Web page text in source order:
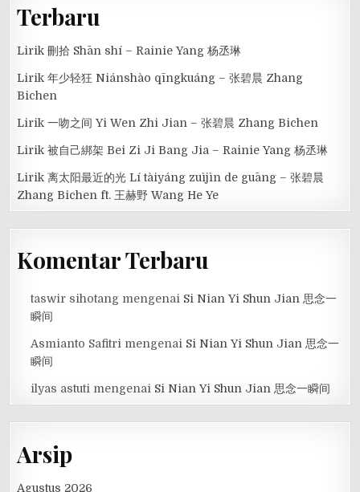
Terbaru
Lirik 刪拾 Shān shí – Rainie Yang 杨丞琳
Lirik 年少轻狂 Niánshào qīngkuáng – 张碧晨 Zhang
Bichen
Lirik 一吻之间 Yi Wen Zhi Jian – 张碧晨 Zhang Bichen
Lirik 被自己綁架 Bei Zi Ji Bang Jia – Rainie Yang 杨丞琳
Lirik 离太阳最近的光 Lí tàiyáng zuìjìn de guāng – 张碧晨
Zhang Bichen ft. 王赫野 Wang He Ye
Komentar Terbaru
taswir sihotang mengenai Si Nian Yi Shun Jian 思念一
瞬间
Asmianto Safitri mengenai Si Nian Yi Shun Jian 思念一
瞬间
ilyas astuti mengenai Si Nian Yi Shun Jian 思念一瞬间
Arsip
Agustus 2026